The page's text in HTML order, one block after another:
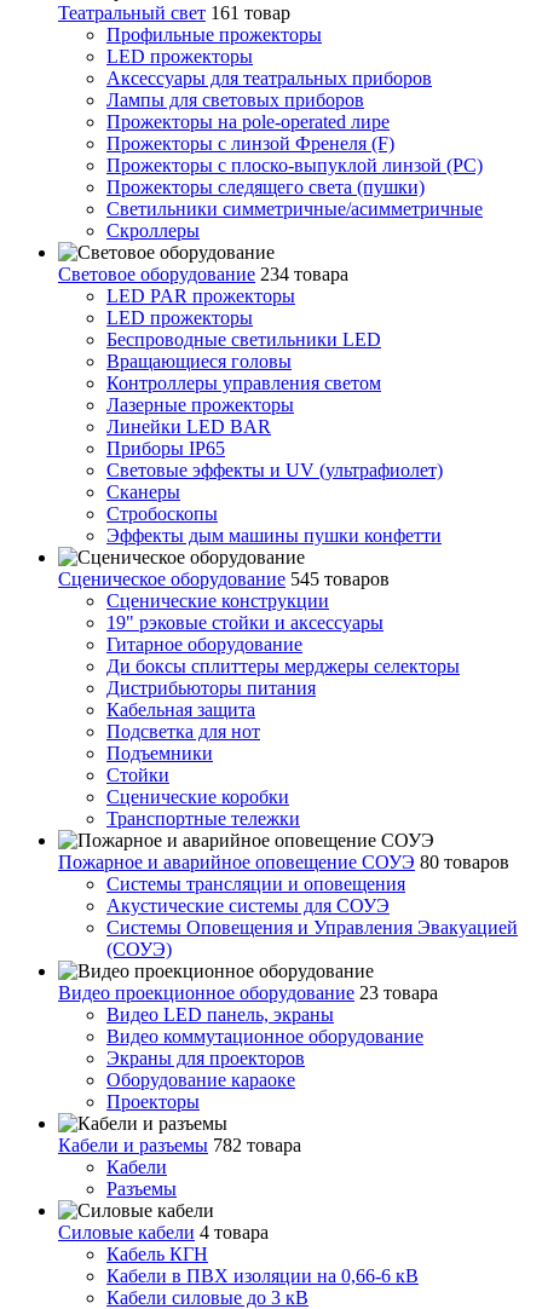
Театральный свет 161 товар
Профильные прожекторы
LED прожекторы
Аксессуары для театральных приборов
Лампы для световых приборов
Прожекторы на pole-operated лире
Прожекторы с линзой Френеля (F)
Прожекторы с плоско-выпуклой линзой (PC)
Прожекторы следящего света (пушки)
Светильники симметричные/асимметричные
Скроллеры
Световое оборудование 234 товара
LED PAR прожекторы
LED прожекторы
Беспроводные светильники LED
Вращающиеся головы
Контроллеры управления светом
Лазерные прожекторы
Линейки LED BAR
Приборы IP65
Световые эффекты и UV (ультрафиолет)
Сканеры
Стробоскопы
Эффекты дым машины пушки конфетти
Сценическое оборудование 545 товаров
Сценические конструкции
19" рэковые стойки и аксесcуары
Гитарное оборудование
Ди боксы сплиттеры мерджеры селекторы
Дистрибьюторы питания
Кабельная защита
Подсветка для нот
Подъемники
Стойки
Сценические коробки
Транспортные тележки
Пожарное и аварийное оповещение СОУЭ 80 товаров
Cистемы трансляции и оповещения
Акустические системы для СОУЭ
Системы Оповещения и Управления Эвакуацией
(СОУЭ)
Видео проекционное оборудование 23 товара
Видео LED панель, экраны
Видео коммутационное оборудование
Экраны для проекторов
Оборудование караоке
Проекторы
Кабели и разъемы 782 товара
Кабели
Разъемы
Силовые кабели 4 товара
Кабель КГН
Кабели в ПВХ изоляции на 0,66-6 кВ
Кабели силовые до 3 кВ